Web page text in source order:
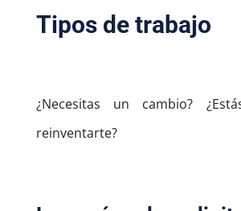
Tipos de trabajo
¿Necesitas un cambio?
reinventarte?